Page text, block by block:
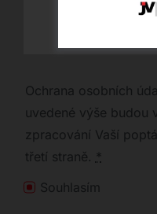
Ochrana osobních
uvedené výše budou
zpracování Vaší
třetí straně. *
Souhlasím